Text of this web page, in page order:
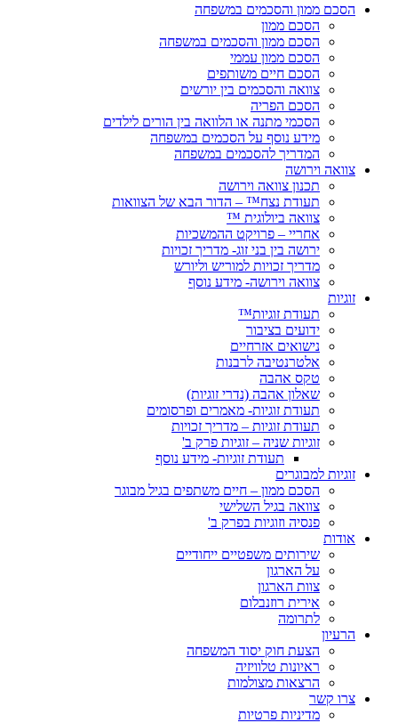
הסכם ממון והסכמים במשפחה
הסכם ממון
הסכם ממון והסכמים במשפחה
הסכם ממון עממי
הסכם חיים משותפים
צוואה והסכמים בין יורשים
הסכם הפריה
הסכמי מתנה או הלוואה בין הורים לילדים
מידע נוסף על הסכמים במשפחה
המדריך להסכמים במשפחה
צוואה וירושה
תכנון צוואה וירושה
תעודת נצח™ – הדור הבא של הצוואות
צוואה ביולוגית ™
אחריי – פרויקט ההמשכיות
ירושה בין בני זוג- מדריך זכויות
מדריך זכויות למוריש וליורש
צוואה וירושה- מידע נוסף
זוגיות
תעודת זוגיות™
ידועים בציבור
נישואים אזרחיים
אלטרנטיבה לרבנות
טקס אהבה
שאלון אהבה (נדרי זוגיות)
תעודת זוגיות- מאמרים ופרסומים
תעודת זוגיות – מדריך זכויות
זוגיות שניה – זוגיות פרק ב'
תעודת זוגיות- מידע נוסף
זוגיות למבוגרים
הסכם ממון – חיים משתפים בגיל מבוגר
צוואה בגיל השלישי
פנסיה וזוגיות בפרק ב'
אודות
שירותים משפטיים ייחודיים
על הארגון
צוות הארגון
אירית רוזנבלום
לתרומה
הרעיון
הצעת חוק יסוד המשפחה
ראיונות טלוויזיה
הרצאות מצולמות
צרו קשר
מדיניות פרטיות